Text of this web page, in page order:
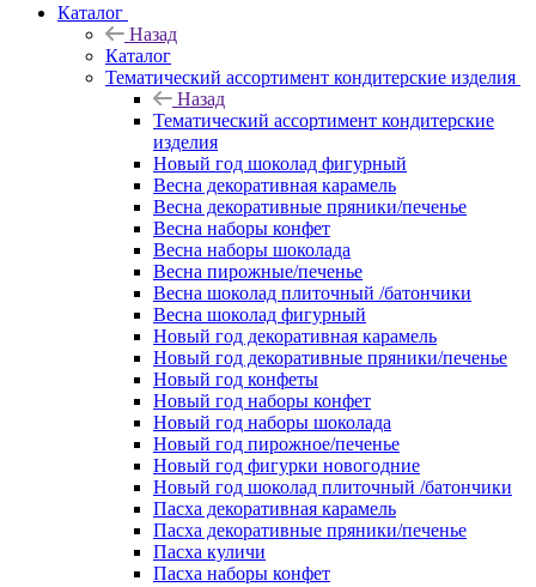
Каталог
Назад
Каталог
Тематический ассортимент кондитерские изделия
Назад
Тематический ассортимент кондитерские
изделия
Новый год шоколад фигурный
Весна декоративная карамель
Весна декоративные пряники/печенье
Весна наборы конфет
Весна наборы шоколада
Весна пирожные/печенье
Весна шоколад плиточный /батончики
Весна шоколад фигурный
Новый год декоративная карамель
Новый год декоративные пряники/печенье
Новый год конфеты
Новый год наборы конфет
Новый год наборы шоколада
Новый год пирожное/печенье
Новый год фигурки новогодние
Новый год шоколад плиточный /батончики
Пасха декоративная карамель
Пасха декоративные пряники/печенье
Пасха куличи
Пасха наборы конфет